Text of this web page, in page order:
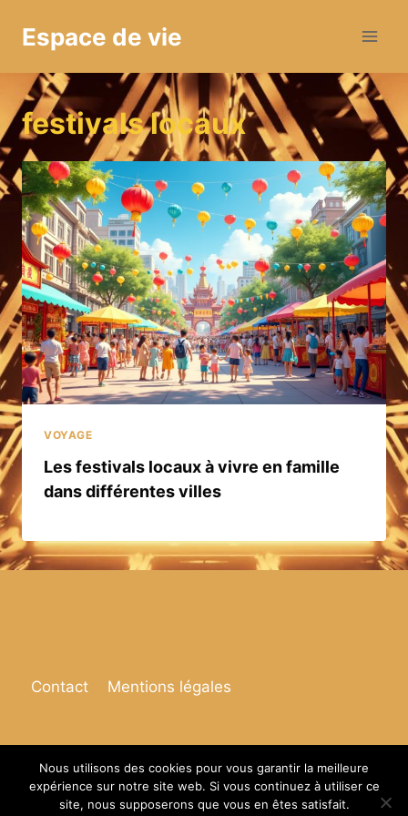
Espace de vie
festivals locaux
VOYAGE
Les festivals locaux à vivre en famille
dans différentes villes
Contact Mentions légales
© 2026 Espace de vie
Nous utilisons des cookies pour vous garantir la meilleure
expérience sur notre site web. Si vous continuez à utiliser ce
site, nous supposerons que vous en êtes satisfait.